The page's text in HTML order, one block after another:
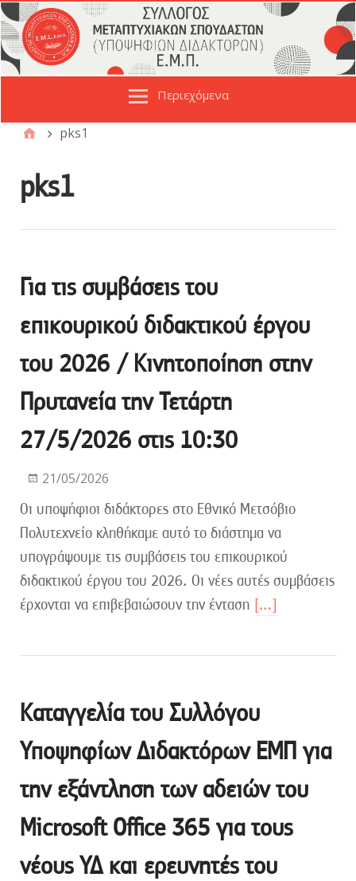
Περιεχόμενα
pks1
pks1
Για τις συμβάσεις του
επικουρικού διδακτικού έργου
του 2026 / Kινητοποίηση στην
Πρυτανεία την Τετάρτη
27/5/2026 στις 10:30
21/05/2026
Οι υποψήφιοι διδάκτορες στο Εθνικό Μετσόβιο
Πολυτεχνείο κληθήκαμε αυτό το διάστημα να
υπογράψουμε τις συμβάσεις του επικουρικού
διδακτικού έργου του 2026. Οι νέες αυτές συμβάσεις
έρχονται να επιβεβαιώσουν την ένταση […]
Καταγγελία του Συλλόγου
Υποψηφίων Διδακτόρων ΕΜΠ για
την εξάντληση των αδειών του
Microsoft Office 365 για τους
νέους ΥΔ και ερευνητές του